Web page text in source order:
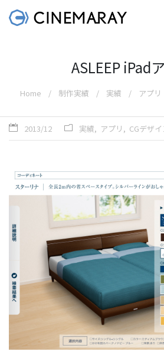
ASLEEP iPad
Home 制作実績 実績 アプリ
2013/12 実績 アプリ CGデザイ